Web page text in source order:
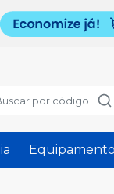
por código